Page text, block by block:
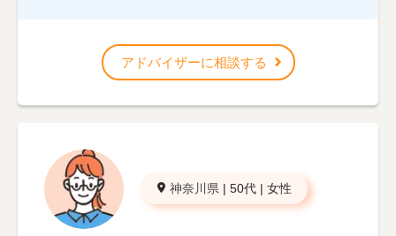
アドバイザーに相談する
神奈川県 | 50代 | 女性